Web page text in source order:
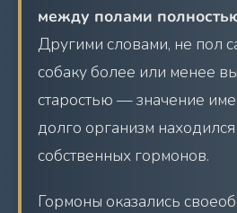
между полами
Другими словами, не пол
собаку более или менее
старостью — значение
долго организм
собственных гормонов.
Гормоны оказались